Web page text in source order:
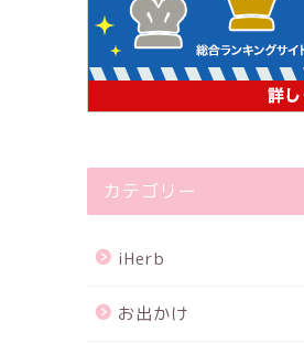
カテゴリー
iHerb
お出かけ